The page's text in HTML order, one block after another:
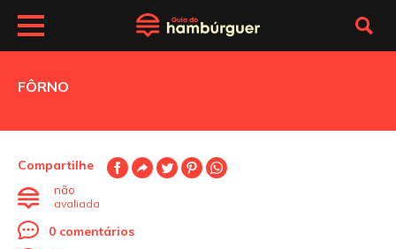
FÔRNO
Compartilhe
não
avaliada
0 comentários